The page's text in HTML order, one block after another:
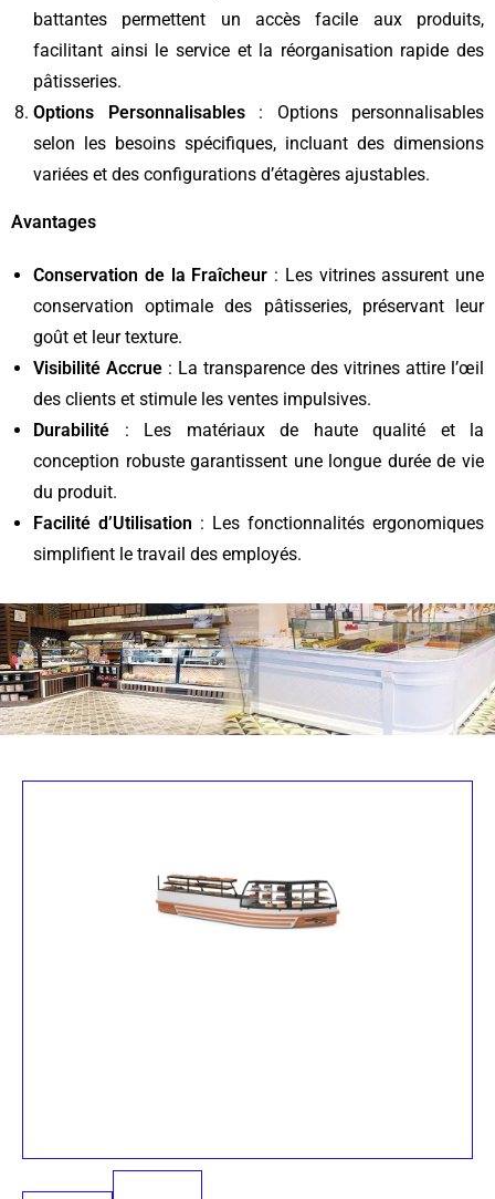
battantes permettent un accès facile aux produits,
facilitant ainsi le service et la réorganisation rapide des
pâtisseries.
Options Personnalisables: Options personnalisables
selon les besoins spécifiques, incluant des dimensions
variées et des configurations d’étagères ajustables.
Avantages
Conservation de la Fraîcheur : Les vitrines assurent une
conservation optimale des pâtisseries, préservant leur
goût et leur texture.
Visibilité Accrue : La transparence des vitrines attire l’œil
des clients et stimule les ventes impulsives.
Durabilité : Les matériaux de haute qualité et la
conception robuste garantissent une longue durée de vie
du produit.
Facilité d’Utilisation : Les fonctionnalités ergonomiques
simplifient le travail des employés.